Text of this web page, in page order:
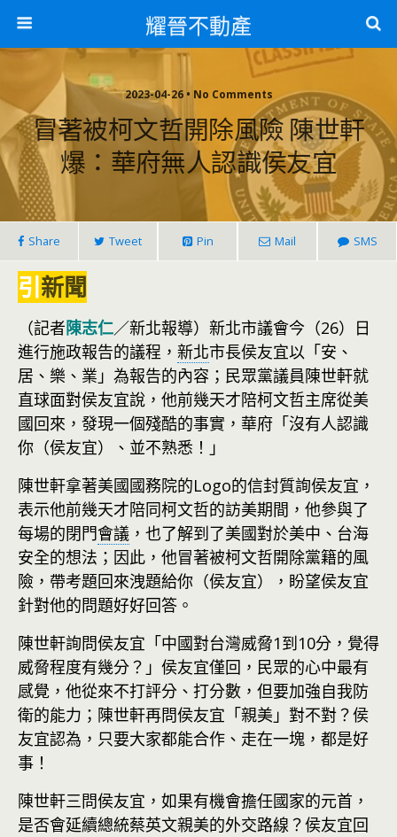
耀晉不動產
2023-04-26 • No Comments
冒著被柯文哲開除風險 陳世軒
爆：華府無人認識侯友宜
Share Tweet Pin Mail SMS
引 新聞
（記者陳志仁／新北報導）新北市議會今（26）日
進行施政報告的議程， 新北市長侯友宜以「安、
居、樂、業」為報告的內容；民眾黨議員陳世軒就
直球面對侯友宜說，他前幾天才陪柯文哲主席從美
國回來，發現一個殘酷的事實，華府「沒有人認識
你（侯友宜）、並不熟悉！」
陳世軒拿著美國國務院的Logo的信封質詢侯友宜，
表示他前幾天才陪同柯文哲的訪美期間，他參與了
每場的閉門會議 ，也了解到了美國對於美中、台海
安全的想法；因此，他冒著被柯文哲開除黨籍的風
險，帶考題回來洩題給你（侯友宜），盼望侯友宜
針對他的問題好好回答。
陳世軒詢問侯友宜「中國對台灣威脅1到10分，覺得
威脅程度有幾分？」侯友宜僅回，民眾的心中最有
感覺，他從來不打評分、打分數，但要加強自我防
衛的能力；陳世軒再問侯友宜「親美」對不對？侯
友宜認為，只要大家都能合作、走在一塊，都是好
事！
陳世軒三問侯友宜，如果有機會擔任國家的元首，
是否會延續總統蔡英文親美的外交路線？侯友宜回